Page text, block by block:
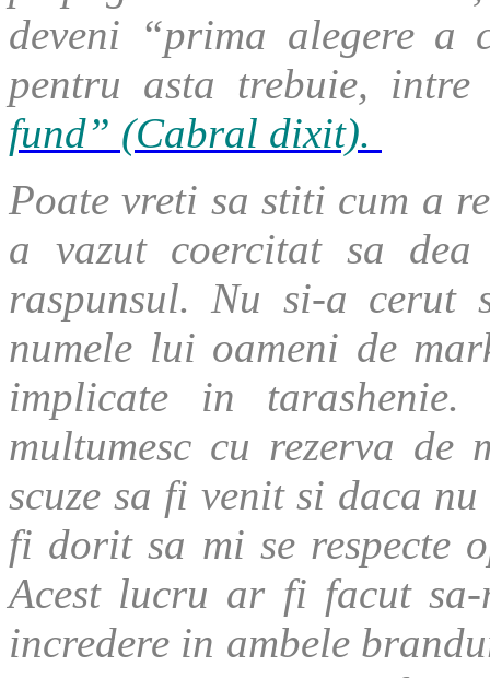
deveni “prima alegere a
pentru asta trebuie,
fund” (Cabral dixit).
Poate vreti sa stiti cum a
a vazut coercitat sa dea
raspunsul. Nu si-a cerut
numele lui oameni de
implicate in
multumesc cu rezerva
scuze sa fi venit si daca
fi dorit sa mi se respecte
Acest lucru ar fi facut
incredere in ambele